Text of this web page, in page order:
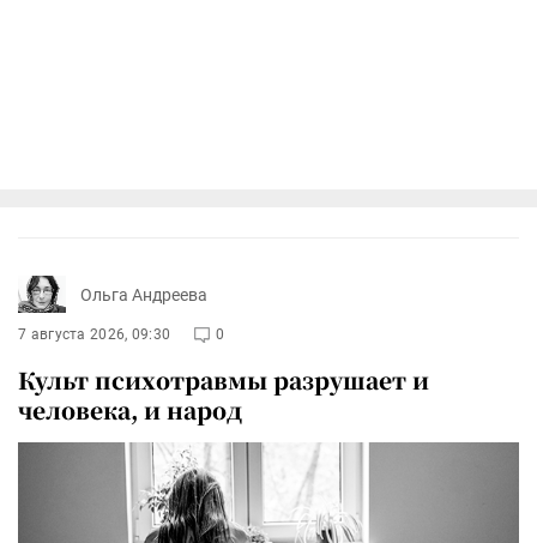
Ольга Андреева
7 августа 2026, 09:30 0
Культ психотравмы разрушает и
человека, и народ